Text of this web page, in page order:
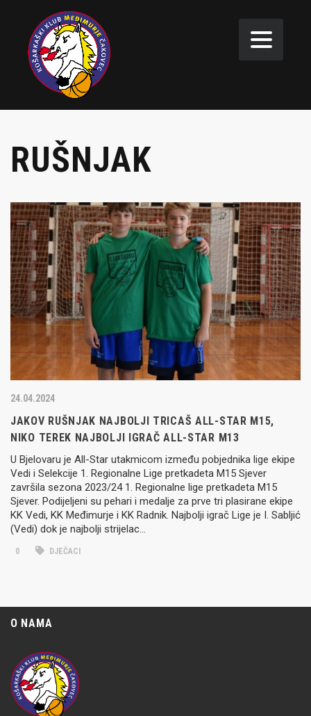
RUŠNJAK
24.04.2024
JAKOV RUŠNJAK NAJBOLJI TRICAŠ ALL-STAR M15,
NIKO TEREK NAJBOLJI IGRAČ ALL-STAR M13
U Bjelovaru je All-Star utakmicom između pobjednika lige ekipe
Vedi i Selekcije 1. Regionalne Lige pretkadeta M15 Sjever
završila sezona 2023/24 1. Regionalne lige pretkadeta M15
Sjever. Podijeljeni su pehari i medalje za prve tri plasirane ekipe
KK Vedi, KK Međimurje i KK Radnik. Najbolji igrač Lige je I. Sabljić
(Vedi) dok je najbolji strijelac…
0 DJEČACI
O NAMA